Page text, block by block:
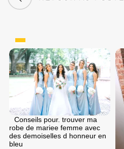
Conseils pour. trouver ma
robe de mariee femme avec
des demoiselles d honneur en
bleu